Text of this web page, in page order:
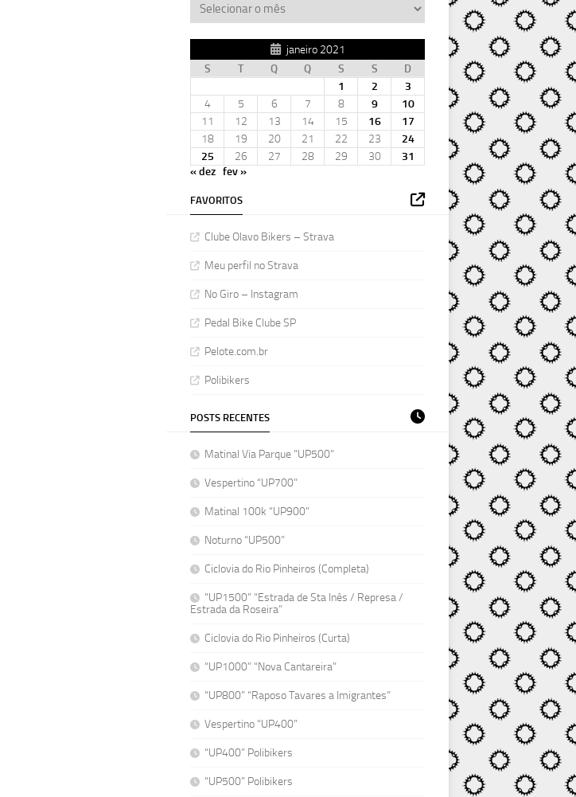
janeiro 2021
S
T Q Q S S
D
1
2
3
4
5 6 7 8 9
10
11
12 13 14 15 16
17
18
19 20 21 22 23
24
25
26 27 28 29 30
31
« dez fev »
FAVORITOS
Clube Olavo Bikers – Strava
Meu perfil no Strava
No Giro – Instagram
Pedal Bike Clube SP
Pelote.com.br
Polibikers
POSTS RECENTES
Matinal Via Parque “UP500”
Vespertino “UP700”
Matinal 100k “UP900”
Noturno “UP500”
Ciclovia do Rio Pinheiros (Completa)
“UP1500” “Estrada de Sta Inês / Represa /
Estrada da Roseira”
Ciclovia do Rio Pinheiros (Curta)
“UP1000” “Nova Cantareira”
“UP800” “Raposo Tavares a Imigrantes”
Vespertino “UP400”
“UP400” Polibikers
“UP500” Polibikers